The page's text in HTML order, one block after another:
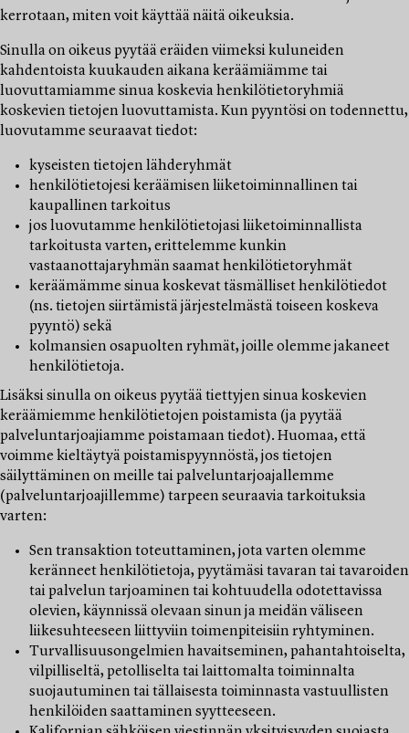
kerrotaan, miten voit käyttää näitä oikeuksia.
Sinulla on oikeus pyytää eräiden viimeksi kuluneiden
kahdentoista kuukauden aikana keräämiämme tai
luovuttamiamme sinua koskevia henkilötietoryhmiä
koskevien tietojen luovuttamista. Kun pyyntösi on todennettu,
luovutamme seuraavat tiedot:
kyseisten tietojen lähderyhmät
henkilötietojesi keräämisen liiketoiminnallinen tai
kaupallinen tarkoitus
jos luovutamme henkilötietojasi liiketoiminnallista
tarkoitusta varten, erittelemme kunkin
vastaanottajaryhmän saamat henkilötietoryhmät
keräämämme sinua koskevat täsmälliset henkilötiedot
(ns. tietojen siirtämistä järjestelmästä toiseen koskeva
pyyntö) sekä
kolmansien osapuolten ryhmät, joille olemme jakaneet
henkilötietoja.
Lisäksi sinulla on oikeus pyytää tiettyjen sinua koskevien
keräämiemme henkilötietojen poistamista (ja pyytää
palveluntarjoajiamme poistamaan tiedot). Huomaa, että
voimme kieltäytyä poistamispyynnöstä, jos tietojen
säilyttäminen on meille tai palveluntarjoajallemme
(palveluntarjoajillemme) tarpeen seuraavia tarkoituksia
varten:
Sen transaktion toteuttaminen, jota varten olemme
keränneet henkilötietoja, pyytämäsi tavaran tai tavaroiden
tai palvelun tarjoaminen tai kohtuudella odotettavissa
olevien, käynnissä olevaan sinun ja meidän väliseen
liikesuhteeseen liittyviin toimenpiteisiin ryhtyminen.
Turvallisuusongelmien havaitseminen, pahantahtoiselta,
vilpilliseltä, petolliselta tai laittomalta toiminnalta
suojautuminen tai tällaisesta toiminnasta vastuullisten
henkilöiden saattaminen syytteeseen.